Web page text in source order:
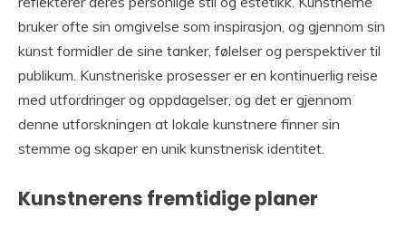
bruker ofte sin omgivelse som inspirasjon, og gjennom sin
kunst formidler de sine tanker, følelser og perspektiver til
publikum. Kunstneriske prosesser er en kontinuerlig reise
med utfordringer og oppdagelser, og det er gjennom
denne utforskningen at lokale kunstnere finner sin
stemme og skaper en unik kunstnerisk identitet.
Kunstnerens fremtidige planer